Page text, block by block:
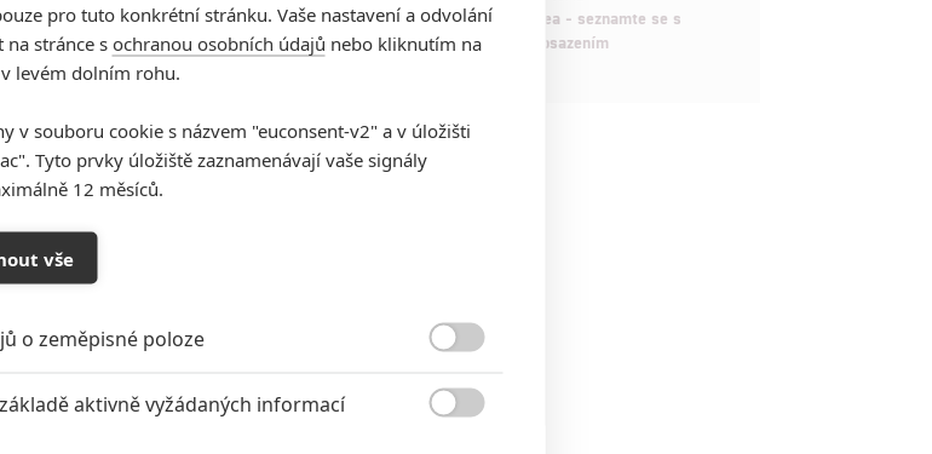
| Fandíme filmu
Velké preview: Odyssea - seznamte se s
maximálně nabitým obsazením
pro tuto konkrétní stránku. Vaše nastavení a odvolání
stránce s ochranou osobních údajů nebo kliknutím na
v levém dolním rohu.
v souboru cookie s názvem "euconsent-v2" a v úložišti
Tyto prvky úložiště zaznamenávají vaše signály
12 měsíců.
vše
o zeměpisné poloze
aktivně vyžádaných informací